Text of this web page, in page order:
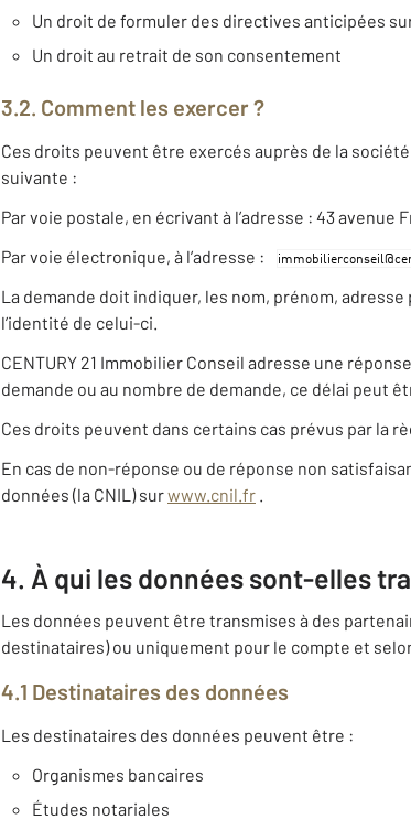
Un droit de formuler des directives anticipées
Un droit au retrait de son consentement
3.2. Comment les exercer ?
Ces droits peuvent être exercés auprès de la
suivante :
Par voie postale, en écrivant à l’adresse : 43 avenue
Par voie électronique, à l’adresse :
La demande doit indiquer, les nom, prénom,
l’identité de celui-ci.
CENTURY 21 Immobilier Conseil adresse une
demande ou au nombre de demande, ce délai peut
Ces droits peuvent dans certains cas prévus par la
En cas de non-réponse ou de réponse non
données (la CNIL) surwww.cnil.fr
4. À qui les données sont-elles
Les données peuvent être transmises à des
destinataires) ou uniquement pour le compte et
4.1 Destinataires des données
Les destinataires des données peuvent être :
Organismes bancaires
Études notariales